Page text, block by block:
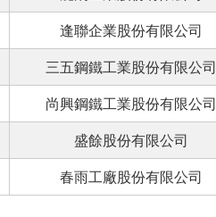
逢聯企業股份有限公司
三五鋼鐵工業股份有限公司
尚興鋼鐵工業股份有限公司
盛餘股份有限公司
春雨工廠股份有限公司